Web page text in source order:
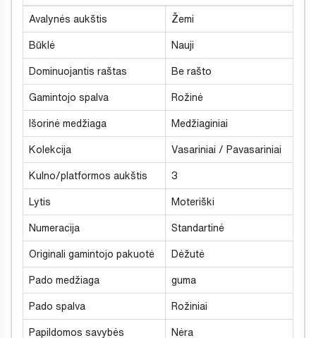
Avalynės aukštis Žemi
Būklė Nauji
Dominuojantis raštas Be rašto
Gamintojo spalva Rožinė
Išorinė medžiaga Medžiaginiai
Kolekcija Vasariniai / Pavasariniai
Kulno/platformos aukštis 3
Lytis Moteriški
Numeracija Standartinė
Originali gamintojo pakuotė Dėžutė
Pado medžiaga guma
Pado spalva Rožiniai
Papildomos savybės Nėra